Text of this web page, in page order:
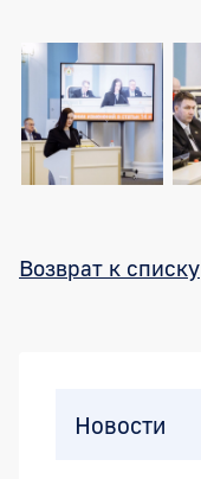
Возврат к списку
Новости